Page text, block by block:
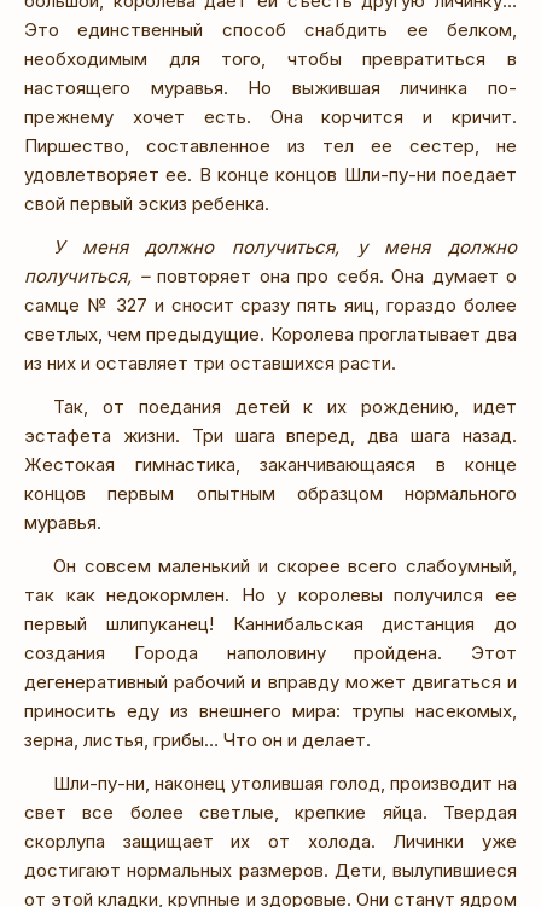
Это единственный способ снабдить ее белком,
необходимым для того, чтобы превратиться в
настоящего муравья. Но выжившая личинка по-
прежнему хочет есть. Она корчится и кричит.
Пиршество, составленное из тел ее сестер, не
удовлетворяет ее. В конце концов Шли-пу-ни поедает
свой первый эскиз ребенка.
У меня должно получиться, у меня должно
получиться, – повторяет она про себя. Она думает о
самце № 327 и сносит сразу пять яиц, гораздо более
светлых, чем предыдущие. Королева проглатывает два
из них и оставляет три оставшихся расти.
Так, от поедания детей к их рождению, идет
эстафета жизни. Три шага вперед, два шага назад.
Жестокая гимнастика, заканчивающаяся в конце
концов первым опытным образцом нормального
муравья.
Он совсем маленький и скорее всего слабоумный,
так как недокормлен. Но у королевы получился ее
первый шлипуканец! Каннибальская дистанция до
создания Города наполовину пройдена. Этот
дегенеративный рабочий и вправду может двигаться и
приносить еду из внешнего мира: трупы насекомых,
зерна, листья, грибы… Что он и делает.
Шли-пу-ни, наконец утолившая голод, производит на
свет все более светлые, крепкие яйца. Твердая
скорлупа защищает их от холода. Личинки уже
достигают нормальных размеров. Дети, вылупившиеся
от этой кладки, крупные и здоровые. Они станут ядром